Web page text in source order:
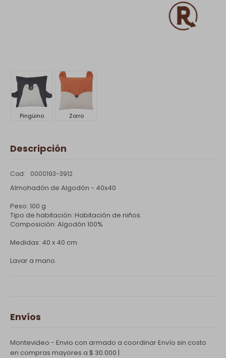
Pingüino Zorro
Descripción
0000193-3912
Almohadón de Algodón - 40x40
Peso: 100 g
Tipo de habitación: Habitación de niños.
Composición: Algodón 100%
Medidas: 40 x 40 cm
Lavar a mano.
Envíos
Montevideo - Envio con armado a coordinarEnvío sin costo
en compras mayores a $ 30.000 |